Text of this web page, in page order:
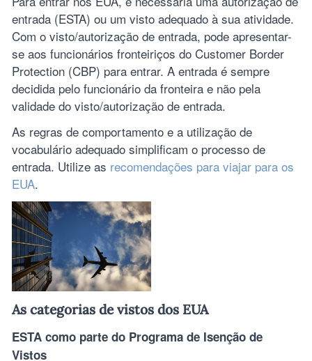
entrada (ESTA) ou um visto adequado à sua atividade.
Com o visto/autorização de entrada, pode apresentar-
se aos funcionários fronteiriços do Customer Border
Protection (CBP) para entrar. A entrada é sempre
decidida pelo funcionário da fronteira e não pela
validade do visto/autorização de entrada.
As regras de comportamento e a utilização de
vocabulário adequado simplificam o processo de
entrada. Utilize as recomendações para viajar para os
EUA.
As categorias de vistos dos EUA
ESTA como parte do Programa de Isenção de
Vistos